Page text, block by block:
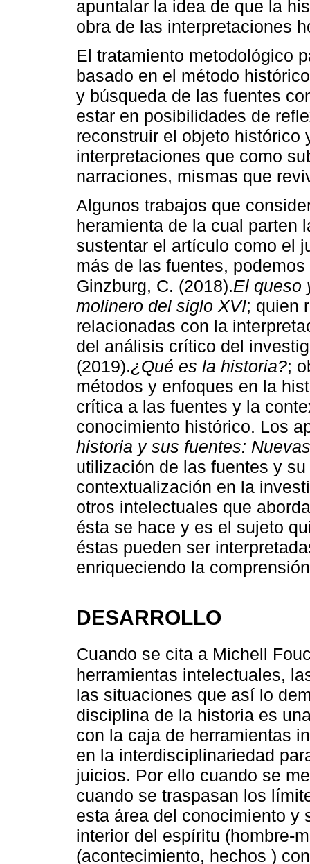
apuntalar la idea de que la
obra de las interpretaciones
El tratamiento metodológico
basado en el método
y búsqueda de las fuentes
estar en posibilidades de
reconstruir el objeto histórico
interpretaciones que como
narraciones, mismas que
Algunos trabajos que
heramienta de la cual parten
sustentar el artículo como el
más de las fuentes,
Ginzburg, C. (2018).El queso
molinero del siglo XVI; quien
relacionadas con la
del análisis crítico del
(2019).¿Qué es la historia?;
métodos y enfoques en la
crítica a las fuentes y la
conocimiento histórico. Los
historia y sus fuentes:
utilización de las fuentes y
contextualización en la
otros intelectuales que
ésta se hace y es el sujeto
éstas pueden ser
enriqueciendo la
DESARROLLO
Cuando se cita a Michell
herramientas intelectuales,
las situaciones que así lo
disciplina de la historia es
con la caja de herramientas
en la interdisciplinariedad
juicios. Por ello cuando se
cuando se traspasan los
esta área del conocimiento y
interior del espíritu (hombre-
(acontecimiento, hechos )